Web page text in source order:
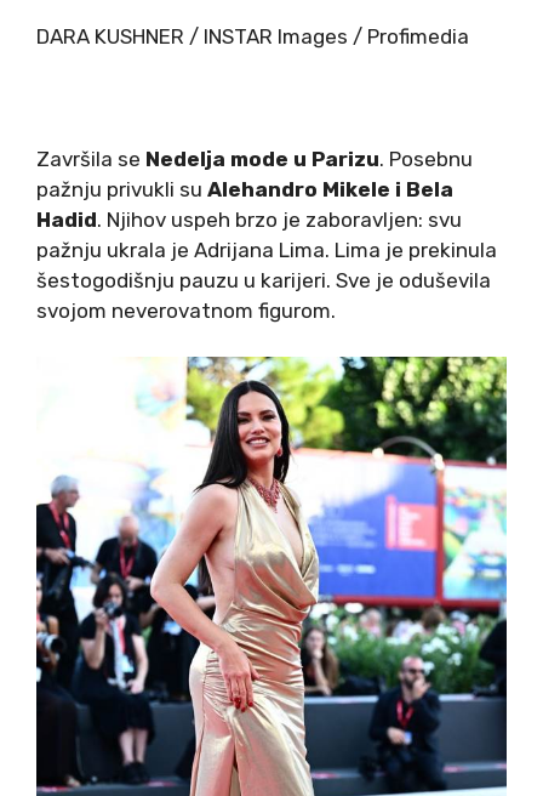
DARA KUSHNER / INSTAR Images / Profimedia
Završila se Nedelja mode u Parizu. Posebnu
pažnju privukli su Alehandro Mikele i Bela
Hadid. Njihov uspeh brzo je zaboravljen: svu
pažnju ukrala je Adrijana Lima. Lima je prekinula
šestogodišnju pauzu u karijeri. Sve je oduševila
svojom neverovatnom figurom.